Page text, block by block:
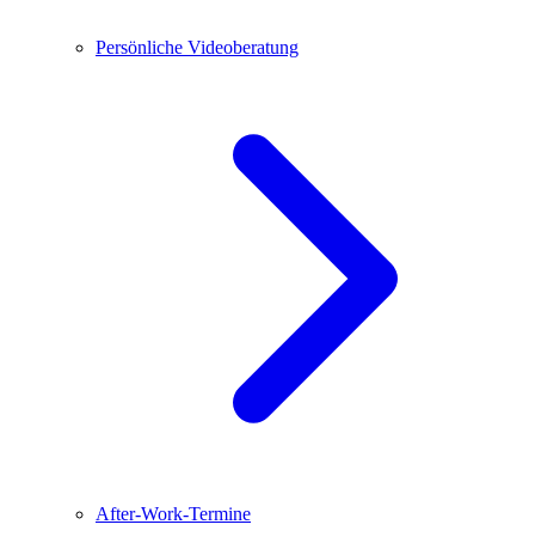
Persönliche Videoberatung
After-Work-Termine